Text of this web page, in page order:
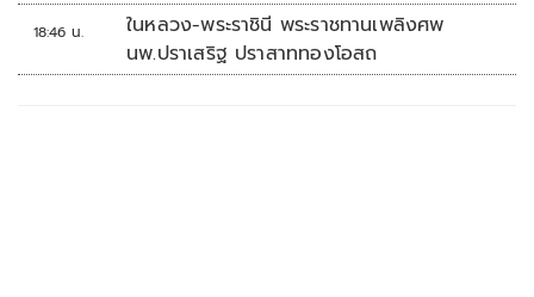
18:46 น.
ในหลวง-พระราชินี พระราชทานเพลิงศพ
นพ.ปราเสริฐ ปราสาททองโอสถ